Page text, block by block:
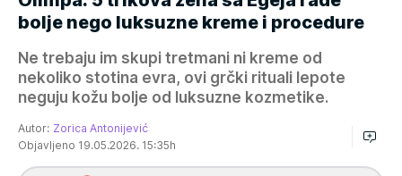
bolje nego luksuzne kreme i procedure
Ne trebaju im skupi tretmani ni kreme od
nekoliko stotina evra, ovi grčki rituali lepote
neguju kožu bolje od luksuzne kozmetike.
Autor: Zorica Antonijević
Objavljeno 19.05.2026. 15:35h